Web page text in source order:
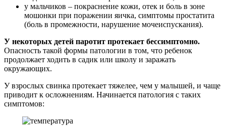
у мальчиков – покраснение кожи, отек и боль в зоне
мошонки при поражении яичка, симптомы простатита
(боль в промежности, нарушение мочеиспускания).
У некоторых детей паротит протекает бессимптомно.
Опасность такой формы патологии в том, что ребенок
продолжает ходить в садик или школу и заражать
окружающих.
У взрослых свинка протекает тяжелее, чем у малышей, и чаще
приводит к осложнениям. Начинается патология с таких
симптомов: